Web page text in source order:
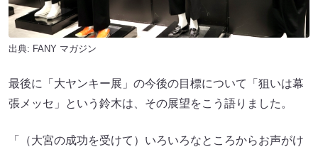
出典: FANY マガジン
最後に「大ヤンキー展」の今後の目標について「狙いは幕
張メッセ」という鈴木は、その展望をこう語りました。
「（大宮の成功を受けて）いろいろなところからお声がけ